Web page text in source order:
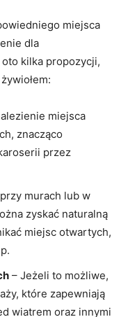
miejsca
‍dla
kilka ‌propozycji,
miejsca
znacząco
przez‍
murach lub w
zyskać naturalną
miejsc otwartych,
– ​Jeżeli to możliwe,⁣
które ⁣zapewniają
wiatrem oraz innymi